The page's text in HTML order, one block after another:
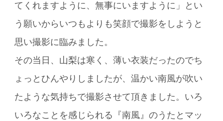
てくれますように、無事にいますように」とい
う願いからいつもよりも笑顔で撮影をしようと
思い撮影に臨みました。
その当日、山梨は寒く、薄い衣装だったのでち
ょっとひんやりしましたが、温かい南風が吹い
たような気持ちで撮影させて頂きました。いろ
いろなことを感じられる『南風』のうたとマッ